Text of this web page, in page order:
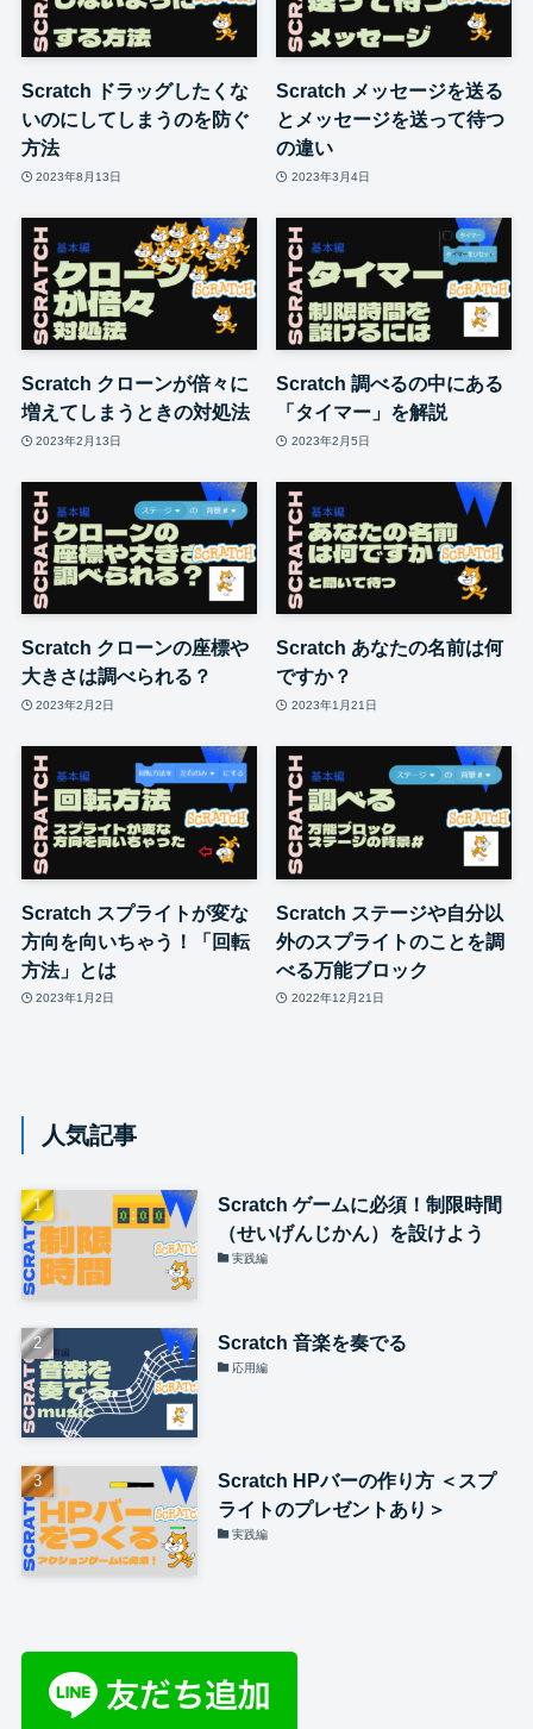
Scratch ドラッグしたくな
いのにしてしまうのを防ぐ
方法
2023年8月13日
Scratch メッセージを送る
とメッセージを送って待つ
の違い
2023年3月4日
Scratch クローンが倍々に
増えてしまうときの対処法
2023年2月13日
Scratch 調べるの中にある
「タイマー」を解説
2023年2月5日
Scratch クローンの座標や
大きさは調べられる？
2023年2月2日
Scratch あなたの名前は何
ですか？
2023年1月21日
Scratch スプライトが変な
方向を向いちゃう！「回転
方法」とは
2023年1月2日
Scratch ステージや自分以
外のスプライトのことを調
べる万能ブロック
2022年12月21日
人気記事
Scratch ゲームに必須！制限時間
（せいげんじかん）を設けよう
実践編
Scratch 音楽を奏でる
応用編
Scratch HPバーの作り方 ＜スプ
ライトのプレゼントあり＞
実践編